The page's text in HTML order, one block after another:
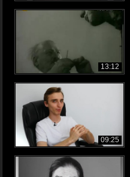
13:12
09:25